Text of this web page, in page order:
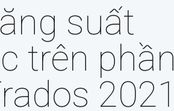
suất
trên phần
2021